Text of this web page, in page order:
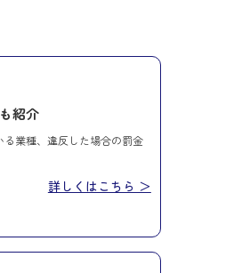
紹介
業種、違反した場合の罰金
詳しくはこちら ＞